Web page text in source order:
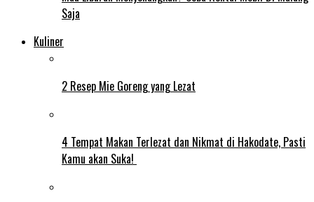
Saja
Kuliner
2 Resep Mie Goreng yang Lezat
4 Tempat Makan Terlezat dan Nikmat di Hakodate, Pasti
Kamu akan Suka!